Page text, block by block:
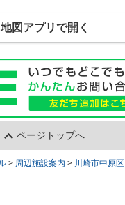
地図アプリで開く
ページトップへ
> 周辺施設案内 > 川崎市中原区